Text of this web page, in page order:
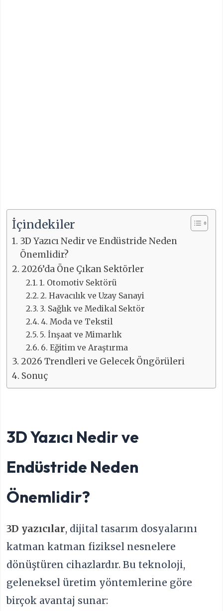
İçindekiler
3D Yazıcı Nedir ve Endüstride Neden
Önemlidir?
2026’da Öne Çıkan Sektörler
1. Otomotiv Sektörü
2. Havacılık ve Uzay Sanayi
3. Sağlık ve Medikal Sektör
4. Moda ve Tekstil
5. İnşaat ve Mimarlık
6. Eğitim ve Araştırma
2026 Trendleri ve Gelecek Öngörüleri
Sonuç
3D Yazıcı Nedir ve
Endüstride Neden
Önemlidir?
3D yazıcılar, dijital tasarım dosyalarını
katman katman fiziksel nesnelere
dönüştüren cihazlardır. Bu teknoloji,
geleneksel üretim yöntemlerine göre
birçok avantaj sunar: